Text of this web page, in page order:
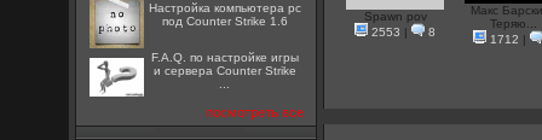
Настройка компьютера pc
под Counter Strike 1.6
F.A.Q. по настройке игры
и сервера Counter Strike
посмотреть все
Spawn pov
2553 | 8
Макс
Теряю...
1712 |